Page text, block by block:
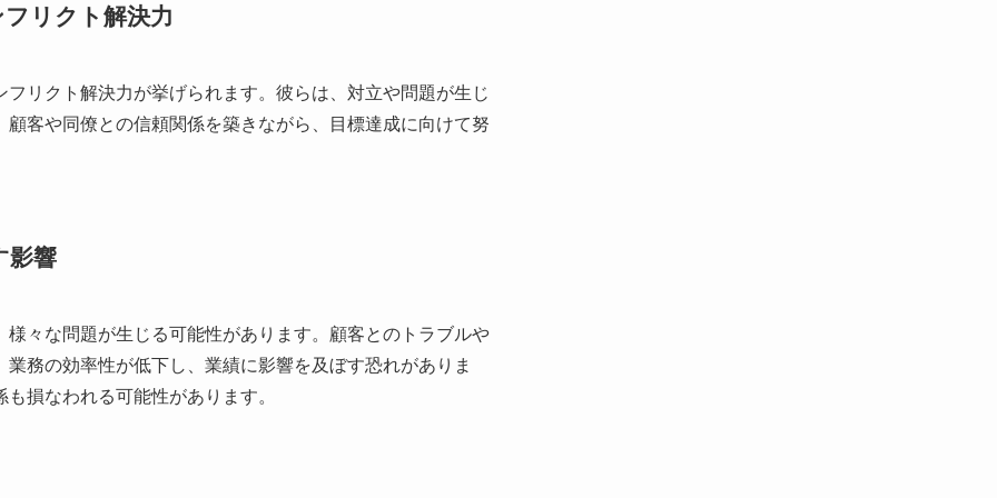
リクト解決力
リクト解決力が挙げられます。彼らは、対立や問題が生じ
客や同僚との信頼関係を築きながら、目標達成に向けて努
影響
々な問題が生じる可能性があります。顧客とのトラブルや
務の効率性が低下し、業績に影響を及ぼす恐れがありま
損なわれる可能性があります。